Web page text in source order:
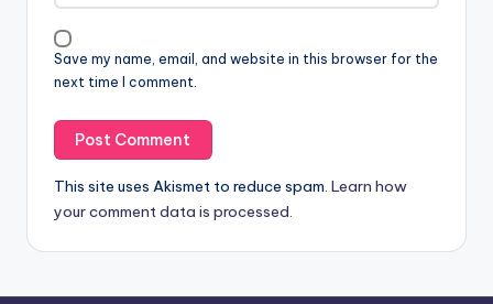
Save my name, email, and website in this browser for the
next time I comment.
This site uses Akismet to reduce spam. Learn how
your comment data is processed.